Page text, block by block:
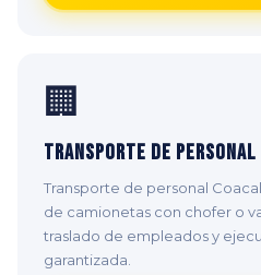
🏢
Transporte de Personal
Transporte de personal
de camionetas con chofer o
traslado de empleados y
garantizada.